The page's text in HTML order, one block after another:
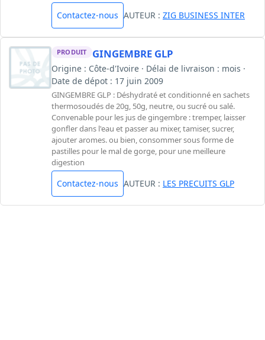
Contactez-nous AUTEUR : ZIG BUSINESS INTER
PRODUIT GINGEMBRE GLP
Origine : Côte-d'Ivoire · Délai de livraison : mois ·
Date de dépot : 17 juin 2009
GINGEMBRE GLP : Déshydraté et conditionné en sachets
thermosoudés de 20g, 50g, neutre, ou sucré ou salé.
Convenable pour les jus de gingembre : tremper, laisser
gonfler dans l'eau et passer au mixer, tamiser, sucrer,
ajouter aromes. ou bien, consommer sous forme de
pastilles pour le mal de gorge, pour une meilleure
digestion
Contactez-nous AUTEUR : LES PRECUITS GLP